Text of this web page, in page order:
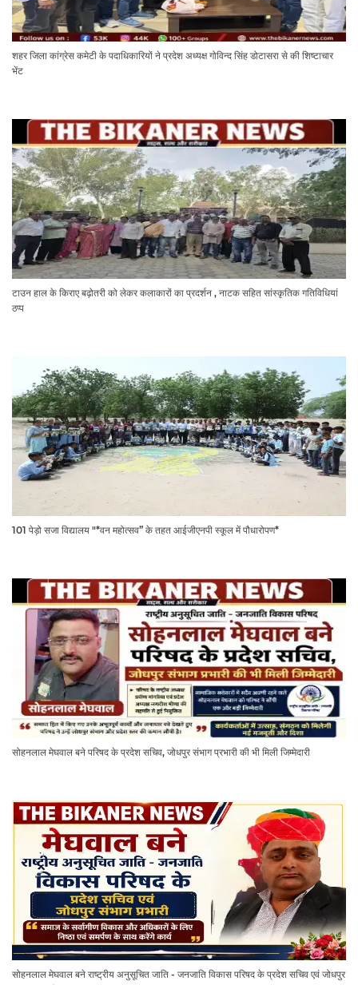
शहर जिला कांग्रेस कमेटी के पदाधिकारियों ने प्रदेश अध्यक्ष गोविन्द सिंह डोटासरा से की शिष्टाचार
भेंट
टाउन हाल के किराए बढ़ोतरी को लेकर कलाकारों का प्रदर्शन , नाटक सहित सांस्कृतिक गतिविधियां
ठप्प
101 पेड़ो सजा विद्यालय "*वन महोत्सव” के तहत आईजीएनपी स्कूल में पौधारोपण*
सोहनलाल मेघवाल बने परिषद के प्रदेश सचिव, जोधपुर संभाग प्रभारी की भी मिली जिम्मेदारी
सोहनलाल मेघवाल बने राष्ट्रीय अनुसूचित जाति - जनजाति विकास परिषद के प्रदेश सचिव एवं जोधपुर